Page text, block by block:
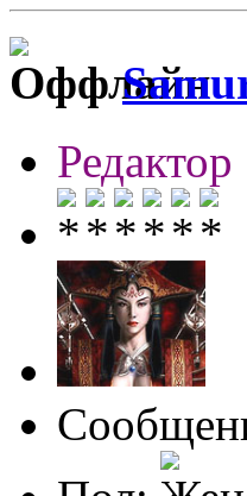
Редактор